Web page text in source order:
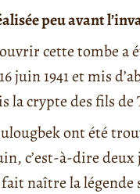
peu avant
cette tombe a
juin 1941 et mis
la crypte des fils de
ont été
c’est-à-dire deux
fait naître la